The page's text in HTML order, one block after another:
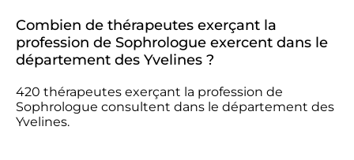
Combien de thérapeutes exerçant la
profession de Sophrologue exercent dans le
département des Yvelines ?
420 thérapeutes exerçant la profession de
Sophrologue consultent dans le département des
Yvelines.